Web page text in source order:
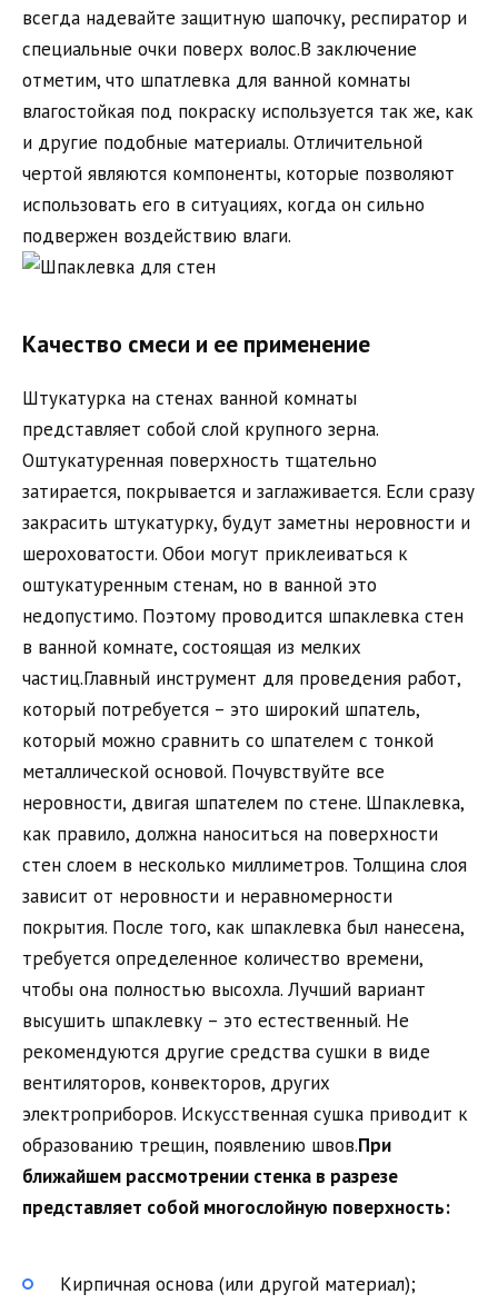
всегда надевайте защитную шапочку, респиратор и
специальные очки поверх волос.В заключение
отметим, что шпатлевка для ванной комнаты
влагостойкая под покраску используется так же, как
и другие подобные материалы. Отличительной
чертой являются компоненты, которые позволяют
использовать его в ситуациях, когда он сильно
подвержен воздействию влаги.
Качество смеси и ее применение
Штукатурка на стенах ванной комнаты
представляет собой слой крупного зерна.
Оштукатуренная поверхность тщательно
затирается, покрывается и заглаживается. Если сразу
закрасить штукатурку, будут заметны неровности и
шероховатости. Обои могут приклеиваться к
оштукатуренным стенам, но в ванной это
недопустимо. Поэтому проводится шпаклевка стен
в ванной комнате, состоящая из мелких
частиц.Главный инструмент для проведения работ,
который потребуется – это широкий шпатель,
который можно сравнить со шпателем с тонкой
металлической основой. Почувствуйте все
неровности, двигая шпателем по стене. Шпаклевка,
как правило, должна наноситься на поверхности
стен слоем в несколько миллиметров. Толщина слоя
зависит от неровности и неравномерности
покрытия. После того, как шпаклевка был нанесена,
требуется определенное количество времени,
чтобы она полностью высохла. Лучший вариант
высушить шпаклевку – это естественный. Не
рекомендуются другие средства сушки в виде
вентиляторов, конвекторов, других
электроприборов. Искусственная сушка приводит к
образованию трещин, появлению швов.При
ближайшем рассмотрении стенка в разрезе
представляет собой многослойную поверхность:
Кирпичная основа (или другой материал);